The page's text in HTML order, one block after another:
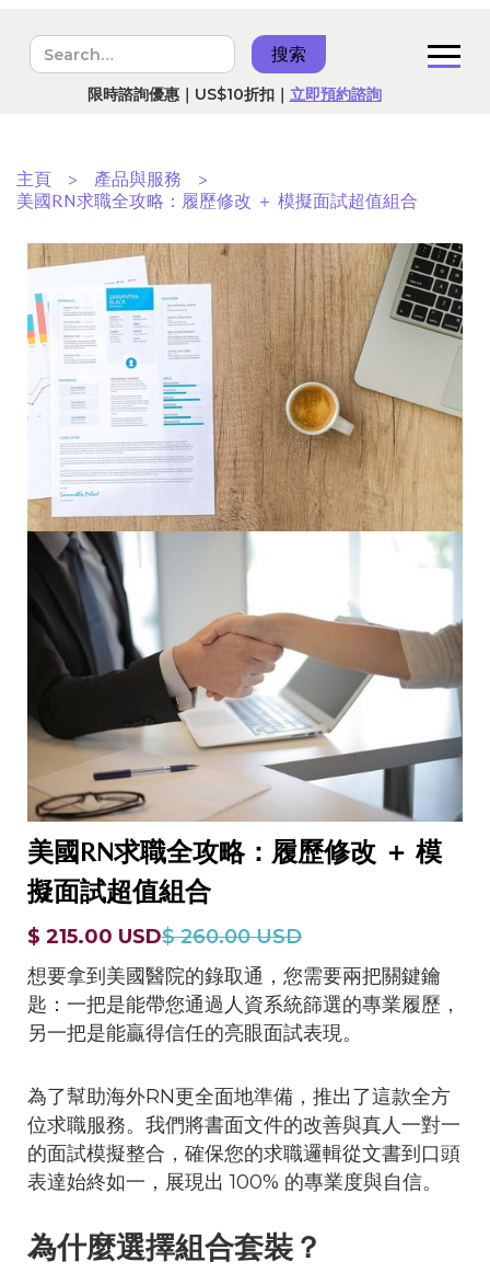
限時諮詢優惠｜US$10折扣｜ 立即預約諮詢
主頁 > 產品與服務
>
美國RN求職全攻略：履歷修改 ＋ 模擬面試超值組合
美國RN求職全攻略：履歷修改 ＋ 模
擬面試超值組合
$ 215.00 USD$ 260.00 USD
想要拿到美國醫院的錄取通，您需要兩把關鍵鑰
匙：一把是能帶您通過人資系統篩選的專業履歷，
另一把是能贏得信任的亮眼面試表現。
為了幫助海外RN更全面地準備，推出了這款全方
位求職服務。我們將書面文件的改善與真人一對一
的面試模擬整合，確保您的求職邏輯從文書到口頭
表達始終如一，展現出 100% 的專業度與自信。
為什麼選擇組合套裝？